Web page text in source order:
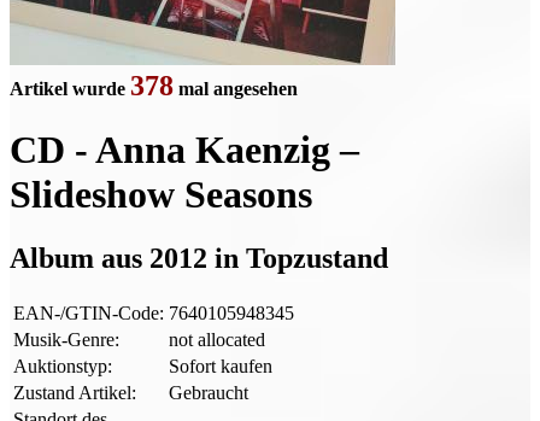
Artikel wurde 378 mal angesehen
CD - Anna Kaenzig –
Slideshow Seasons
Album aus 2012 in Topzustand
EAN-/GTIN-Code: 7640105948345
Musik-Genre:
not allocated
Auktionstyp:
Sofort kaufen
Zustand Artikel:
Gebraucht